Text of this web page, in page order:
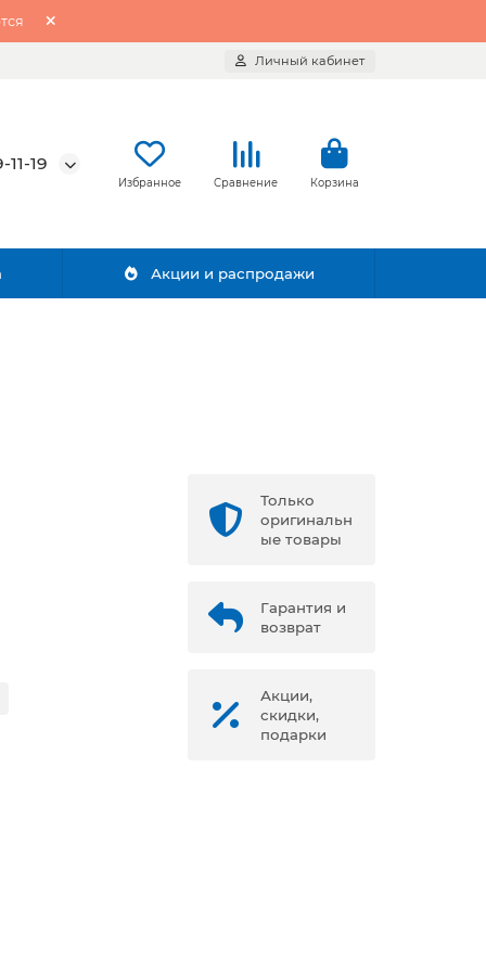
Личный кабинет
11-19
Избранное Сравнение Корзина
Акции и распродажи
Только
оригинальн
ые товары
Гарантия и
возврат
Акции,
скидки,
подарки